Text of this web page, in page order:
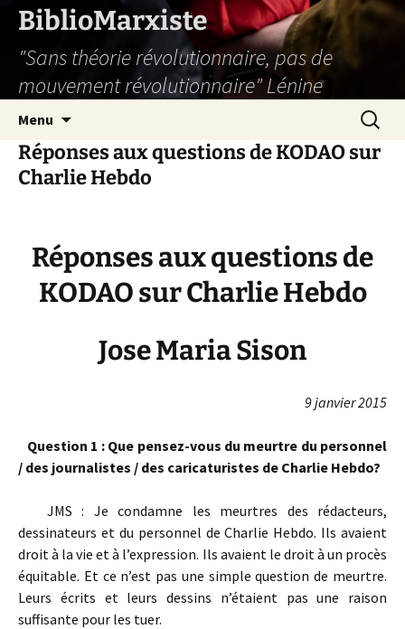
Aller
contenu
BiblioMarxiste
"Sans théorie révolutionnaire, pas de
mouvement révolutionnaire" Lénine
Menu
Réponses aux questions de KODAO sur
Charlie Hebdo
Réponses aux questions de
KODAO sur Charlie Hebdo
Jose Maria Sison
9 janvier 2015
Question 1 : Que pensez-vous du meurtre du personnel
/ des journalistes / des caricaturistes de Charlie Hebdo?
JMS : Je condamne les meurtres des rédacteurs,
dessinateurs et du personnel de Charlie Hebdo. Ils avaient
droit à la vie et à l’expression. Ils avaient le droit à un procès
équitable. Et ce n’est pas une simple question de meurtre.
Leurs écrits et leurs dessins n’étaient pas une raison
suffisante pour les tuer.